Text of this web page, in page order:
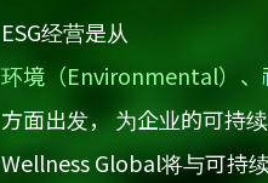
ESG经营是从
环境（Environmental）、
方面出发， 为企业的可持
Wellness Global将与可持